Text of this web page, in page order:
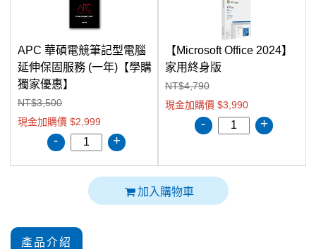
APC 華碩電競筆記型電腦
延伸保固服務 (一年)【學購
獨家優惠】
NT$3,500
現金加購價 $2,999
- +
【Microsoft Office 2024】
家用終身版
NT$4,790
現金加購價 $3,990
- +
加入購物車
產品介紹